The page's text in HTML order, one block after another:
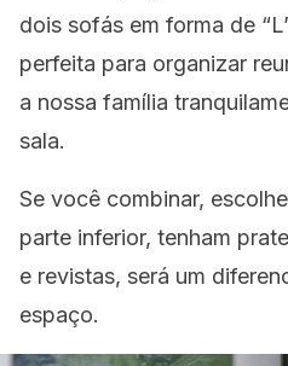
dois sofás em forma de
perfeita para organizar
a nossa família
sala.
Se você combinar,
parte inferior, tenham
e revistas, será um
espaço.